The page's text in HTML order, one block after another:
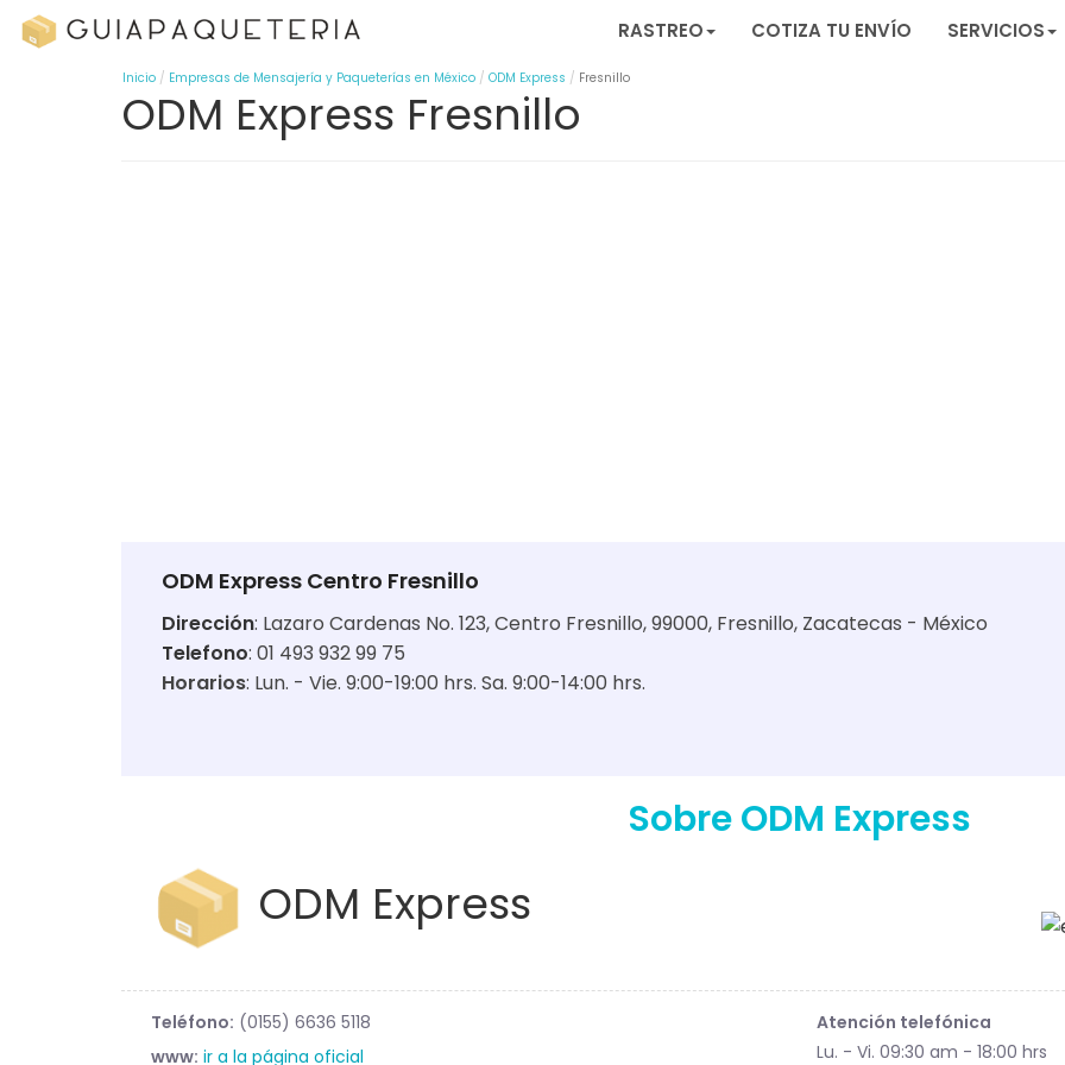
RASTREO COTIZA TU ENVÍO SERVICIOS
Inicio Empresas de Mensajería y Paqueterías en México ODM Express Fresnillo
ODM Express Fresnillo
ODM Express Centro Fresnillo
Dirección: Lazaro Cardenas No. 123, Centro Fresnillo, 99000, Fresnillo, Zacatecas - México
Telefono: 01 493 932 99 75
Horarios: Lun. - Vie. 9:00-19:00 hrs. Sa. 9:00-14:00 hrs.
Sobre ODM Express
ODM Express
Teléfono: (0155) 6636 5118
www: ir a la página oficial
Atención telefónica
Lu. - Vi. 09:30 am - 18:00 hrs